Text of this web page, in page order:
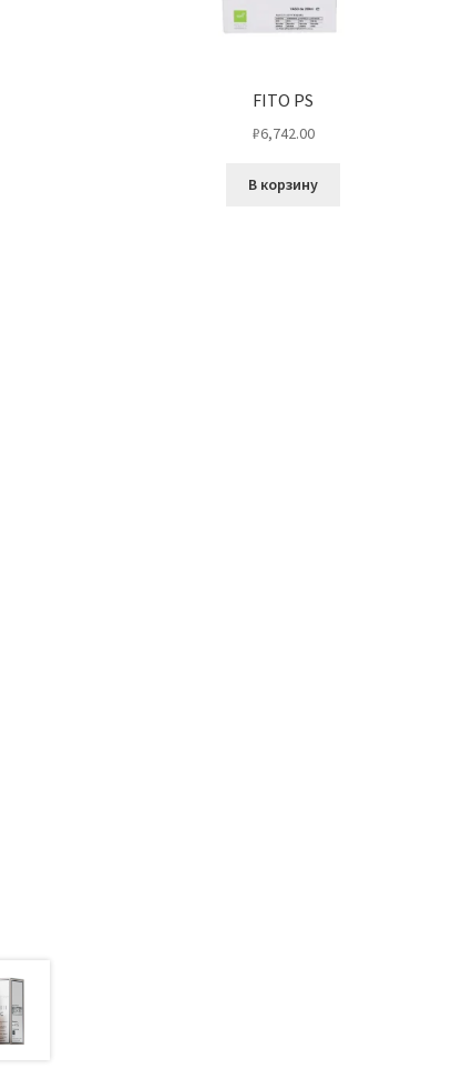
FITO PS
₽6,742.00
В корзину